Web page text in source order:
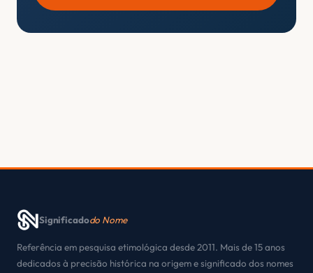
Significadodo Nome
Referência em pesquisa etimológica desde 2011. Mais de 15 anos
dedicados à precisão histórica na origem e significado dos nomes